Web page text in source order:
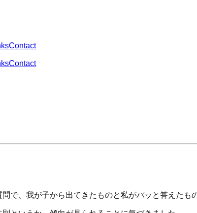
Contact
Contact
、我が子から出てきたものと私がパッと答えたも